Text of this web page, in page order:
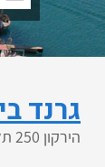
גרנד
הירקון 250 תל אביב, תל אביב